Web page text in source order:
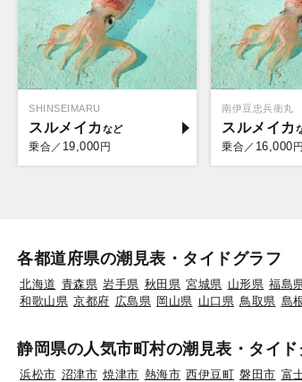
SHINSEIMARU
スルメイカ
乗合／ 19,000 円
南伊豆忠兵衛丸
スルメイカ
乗合／ 16,000 円
各都道府県の潮見表・タイドグラフ
北海道 青森県 岩手県 秋田県 宮城県 山形県 福島
和歌山県 京都府 広島県 岡山県 山口県 鳥取県 島
静岡県の人気市町村の潮見表・タイド
浜松市 沼津市 焼津市 熱海市 西伊豆町 磐田市 富